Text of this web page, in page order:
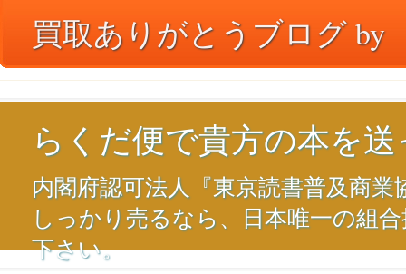
買取ありがとうブログ by
らくだ便で貴方の本を
内閣府認可法人『東京読書普及商
しっかり売るなら、日本唯一の組
下さい。